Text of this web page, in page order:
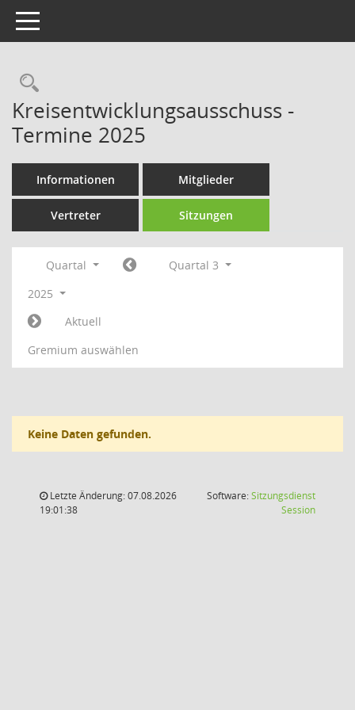
Toggle navigation
Rechercheauswahl
Kreisentwicklungsausschuss -
Termine 2025
Informationen Mitglieder
Vertreter Sitzungen
Quartal
Quartal 3
2025
Aktuell
Gremium auswählen
Keine Daten gefunden.
Letzte Änderung: 07.08.2026
19:01:38
Software:Sitzungsdienst
Session(Wird in